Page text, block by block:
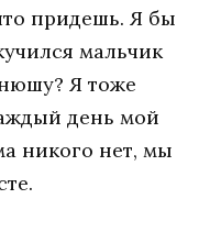
придешь. Я бы
мальчик
Я тоже
день мой
никого нет, мы